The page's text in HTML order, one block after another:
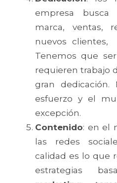
empresa busca
marca, ventas,
nuevos clientes,
Tenemos que
requieren trabajo
gran dedicación.
esfuerzo y el
excepción.
Contenido: en el
las redes
calidad es lo que
estrategias